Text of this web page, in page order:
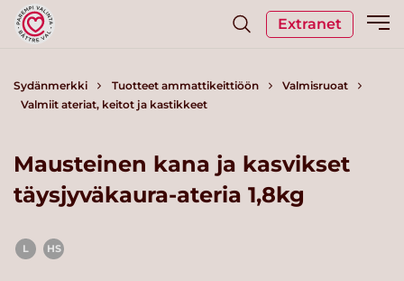
Extranet
Sydänmerkki Tuotteet ammattikeittiöön
Valmisruoat
Valmiit ateriat, keitot ja kastikkeet
Mausteinen kana ja kasvikset
täysjyväkaura-ateria 1,8kg
L HS